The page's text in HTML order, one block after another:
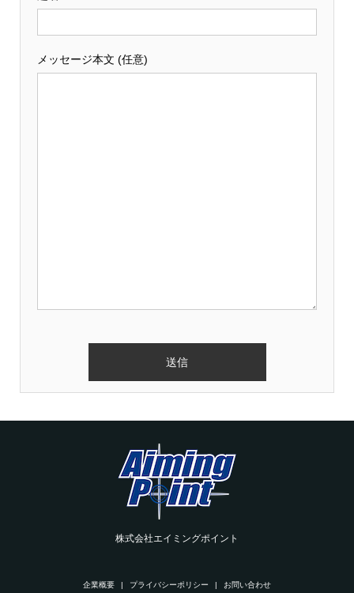
メッセージ本文 (任意)
株式会社エイミングポイント
企業概要 プライバシーポリシー お問い合わせ